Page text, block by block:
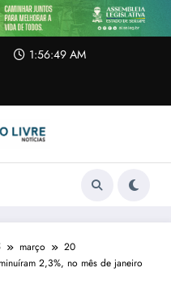
1:56:50 AM
março
20
2,3%, no mês de janeiro